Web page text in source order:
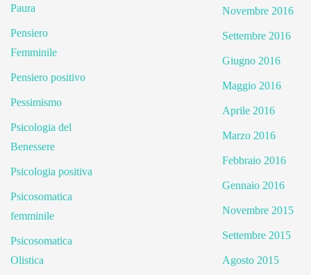
Paura
Pensiero
Femminile
Pensiero positivo
Pessimismo
Psicologia del
Benessere
Psicologia positiva
Psicosomatica
femminile
Psicosomatica
Olistica
Novembre 2016
Settembre 2016
Giugno 2016
Maggio 2016
Aprile 2016
Marzo 2016
Febbraio 2016
Gennaio 2016
Novembre 2015
Settembre 2015
Agosto 2015